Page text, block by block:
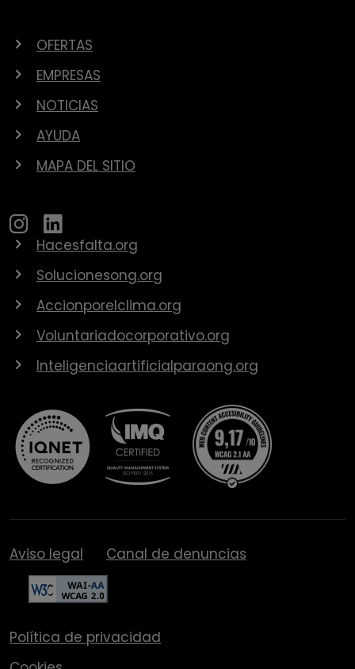
OFERTAS
EMPRESAS
NOTICIAS
AYUDA
MAPA DEL SITIO
Hacesfalta.org
Solucionesong.org
Accionporelclima.org
Voluntariadocorporativo.org
Inteligenciaartificialparaong.org
Aviso legal Canal de denuncias
Política de privacidad